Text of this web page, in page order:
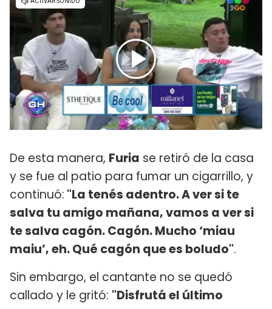
De esta manera, Furia se retiró de la casa
y se fue al patio para fumar un cigarrillo, y
continuó: "La tenés adentro. A ver si te
salva tu amigo mañana, vamos a ver si
te salva cagón. Cagón. Mucho ‘miau
maiu’, eh. Qué cagón que es boludo".
Sin embargo, el cantante no se quedó
callado y le gritó: "Disfrutá el último